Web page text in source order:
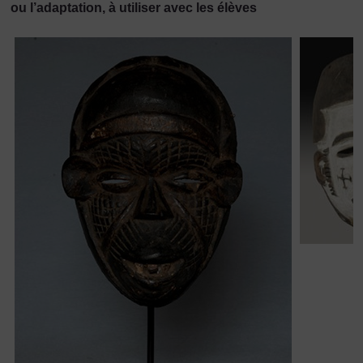
ou l’adaptation, à utiliser avec les élèves